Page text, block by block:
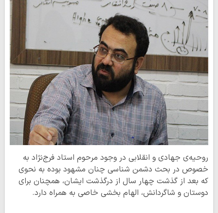
روحیه‌ی جهادی و انقلابی در وجود مرحوم استاد فرج‌نژاد به
خصوص در بحث دشمن شناسی چنان مشهود بوده به نحوی
که بعد از گذشت چهار سال از درگذشت ایشان، همچنان برای
دوستان و شاگردانش، الهام بخشی خاصی به همراه دارد.